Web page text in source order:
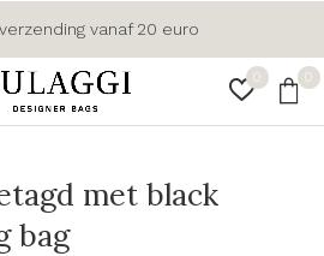
0 0
vanaf 20 euro
met black
bag